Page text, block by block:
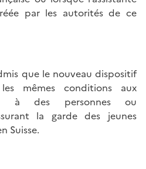
par les autorités de ce
que le nouveau dispositif
les mêmes conditions aux
à des personnes ou
la garde des jeunes
Suisse.